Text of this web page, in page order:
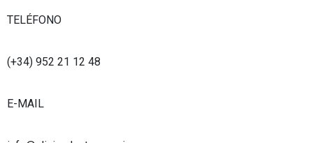
t
b
e
t
g
d
TELÉFONO
(+34) 952 21 12 48
E-MAIL